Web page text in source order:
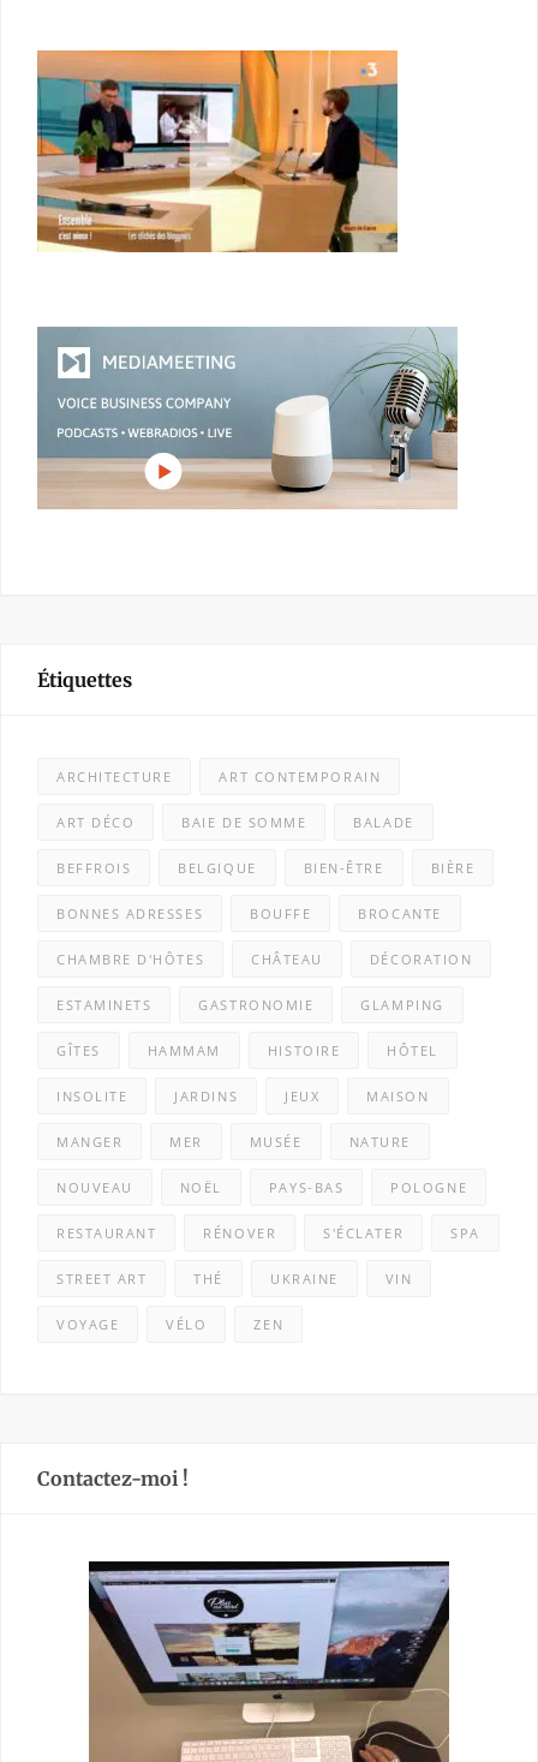
Étiquettes
ARCHITECTURE ART CONTEMPORAIN
ART DÉCO BAIE DE SOMME BALADE
BEFFROIS BELGIQUE BIEN-ÊTRE BIÈRE
BONNES ADRESSES BOUFFE BROCANTE
CHAMBRE D'HÔTES CHÂTEAU DÉCORATION
ESTAMINETS GASTRONOMIE GLAMPING
GÎTES HAMMAM HISTOIRE HÔTEL
INSOLITE JARDINS JEUX MAISON
MANGER MER MUSÉE NATURE
NOUVEAU NOËL PAYS-BAS POLOGNE
RESTAURANT RÉNOVER S'ÉCLATER SPA
STREET ART THÉ UKRAINE VIN
VOYAGE VÉLO ZEN
Contactez-moi !